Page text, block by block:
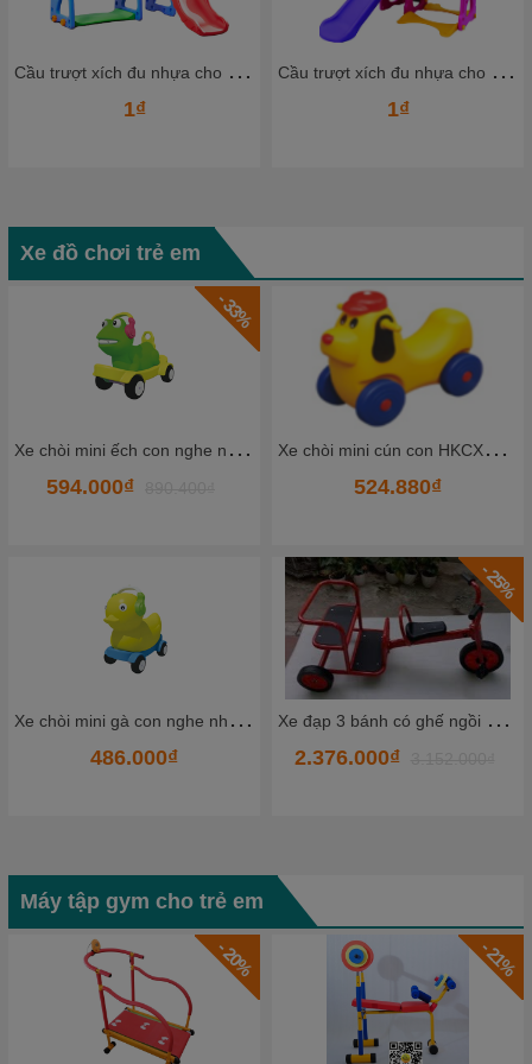
C
ầu trượt xích đu nhựa cho bé CTXDN08_ Dochoikinhbac
1₫
C
ầu trượt xích đu nhựa cho bé CTXDN06_ Dochoikinhbac
1₫
Xe đồ chơi trẻ em
X
e chòi mini cún con HKCXC02-5
524.880₫
X
e đạp 3 bánh có ghế ngồi đằng sau TKCCC5-2
2.376.000₫ 3.152.000₫
X
e đạp 3 bánh 1 chỗ -TQ TKCCC5-1
1.620.000₫ 2.189.000₫
- 2%
Ô
tô chòi chân mẫu mới HKCXC09
2.297.300₫
Máy tập gym cho trẻ em
- 21%